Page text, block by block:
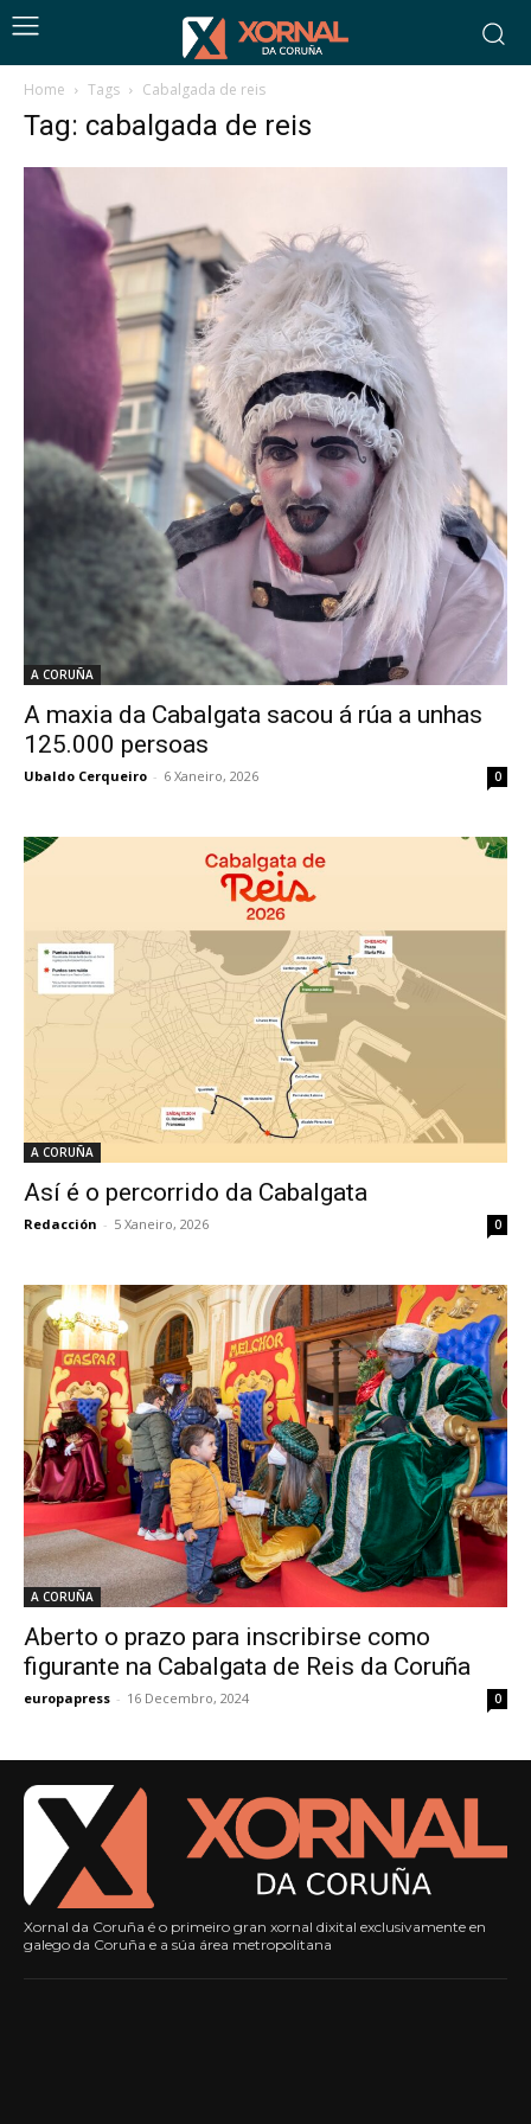
Home Tags Cabalgada de reis
Tag: cabalgada de reis
A CORUÑA
A maxia da Cabalgata sacou á rúa a unhas
125.000 persoas
Ubaldo Cerqueiro - 6 Xaneiro, 2026 0
A CORUÑA
Así é o percorrido da Cabalgata
Redacción - 5 Xaneiro, 2026 0
A CORUÑA
Aberto o prazo para inscribirse como
figurante na Cabalgata de Reis da Coruña
europapress - 16 Decembro, 2024 0
Xornal da Coruña é o primeiro gran xornal dixital exclusivamente en
galego da Coruña e a súa área metropolitana